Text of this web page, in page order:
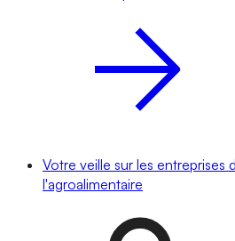
Votre veille sur les entreprises
l'agroalimentaire